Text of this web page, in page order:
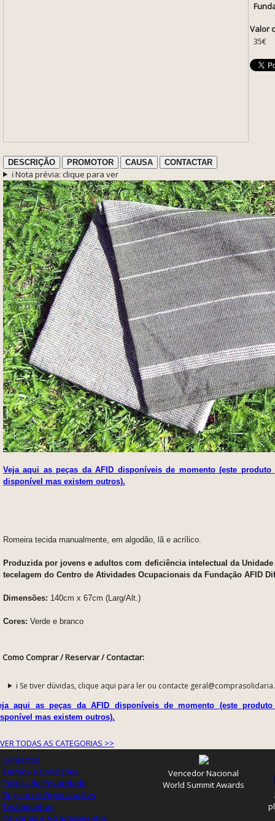
Valor
35€
DESCRIÇÃO PROMOTOR CAUSA CONTACTAR
ℹ️ Nota prévia: clique para ver
Veja aqui as peças da AFID disponíveis de momento (este
disponível mas existem outros).
Romeira tecida manualmente, em algodão, lã e acrílico.
Produzida por jovens e adultos com deficiência intelectual da
tecelagem do Centro de Atividades Ocupacionais da Fundação AFID
Dimensões: 140cm x 67cm (Larg/Alt.)
Cores: Verde e branco
Como Comprar / Reservar / Contactar:
ℹ️ Se tiver dúvidas, clique aqui para ler ou contacte
aqui as peças da AFID disponíveis de momento (este
mas existem outros).
VER TODAS AS CATEGORIAS >>
Contactos
Termos e Condições
Política de Privacidade
Registo de Organizações
Testemunhos
Parcerias e Agradecimentos
Vencedor Nacional
World Summit Awards